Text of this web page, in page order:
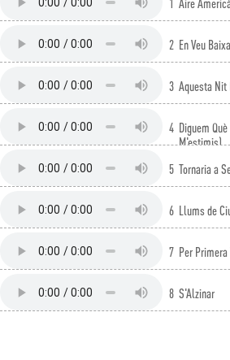
1 Aire Americà
2 En Veu Baixa
3 Aquesta Nit
4 Diguem
M'estimis)
5 Tornaria a
6 Llums de
7 Per Primera
8 S'Alzinar